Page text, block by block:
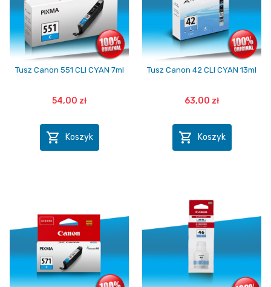
Tusz Canon 551 CLI CYAN 7ml
54,00 zł
 Koszyk
Tusz Canon 42 CLI CYAN 13ml
63,00 zł
 Koszyk